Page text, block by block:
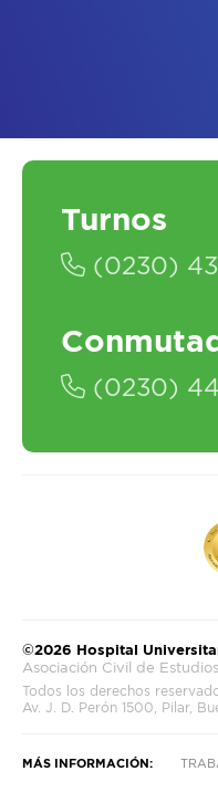
Turnos
(0230)
(0230)
©2026 Hospital
Asociación Civil de
Todos los derechos
Av. J. D. Perón 1500, Pilar,
MÁS INFORMACIÓN: